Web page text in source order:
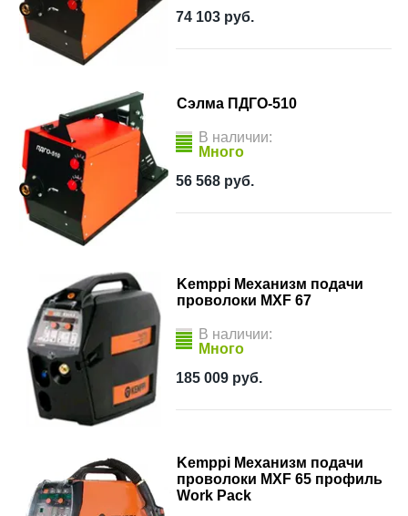
74 103 руб.
Сэлма ПДГО-510
В наличии:
Много
56 568 руб.
Kemppi Механизм подачи
проволоки MXF 67
В наличии:
Много
185 009 руб.
Kemppi Механизм подачи
проволоки MXF 65 профиль
Work Pack